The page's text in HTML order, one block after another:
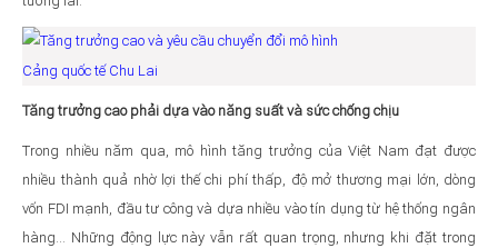
Cảng quốc tế Chu Lai
Tăng trưởng cao phải dựa vào năng suất và sức chống chịu
Trong nhiều năm qua, mô hình tăng trưởng của Việt Nam đạt được
nhiều thành quả nhờ lợi thế chi phí thấp, độ mở thương mại lớn, dòng
vốn FDI mạnh, đầu tư công và dựa nhiều vào tín dụng từ hệ thống ngân
hàng… Những động lực này vẫn rất quan trọng, nhưng khi đặt trong